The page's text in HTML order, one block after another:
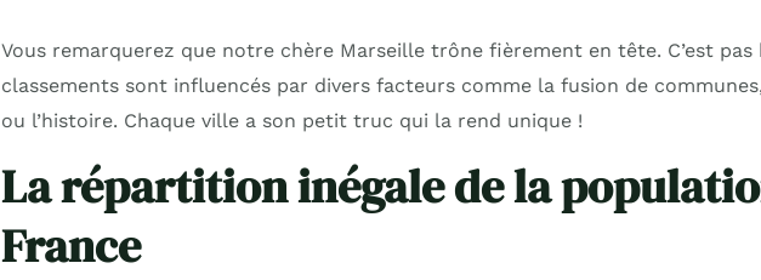
Vous remarquerez que notre chère Marseille trône fièrement en tête. C’est pas
classements sont influencés par divers facteurs comme la fusion de
ou l’histoire. Chaque ville a son petit truc qui la rend unique !
La répartition inégale de la
France